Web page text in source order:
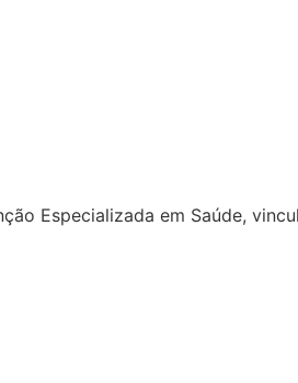
Especializada em Saúde,